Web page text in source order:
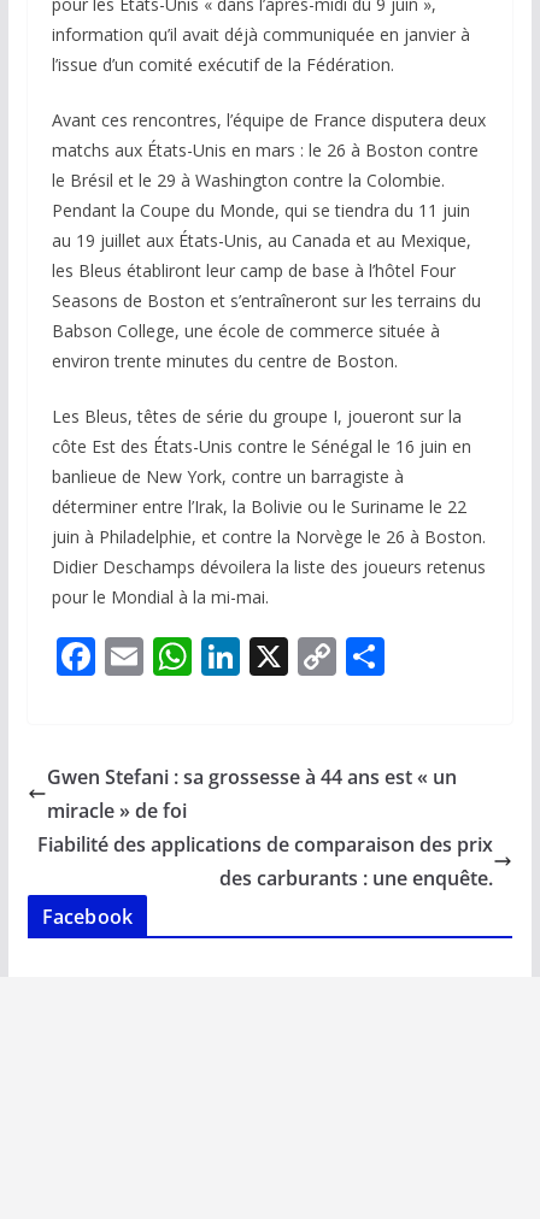
information qu’il avait déjà communiquée en janvier à
l’issue d’un comité exécutif de la Fédération.
Avant ces rencontres, l’équipe de France disputera deux
matchs aux États-Unis en mars : le 26 à Boston contre
le Brésil et le 29 à Washington contre la Colombie.
Pendant la Coupe du Monde, qui se tiendra du 11 juin
au 19 juillet aux États-Unis, au Canada et au Mexique,
les Bleus établiront leur camp de base à l’hôtel Four
Seasons de Boston et s’entraîneront sur les terrains du
Babson College, une école de commerce située à
environ trente minutes du centre de Boston.
Les Bleus, têtes de série du groupe I, joueront sur la
côte Est des États-Unis contre le Sénégal le 16 juin en
banlieue de New York, contre un barragiste à
déterminer entre l’Irak, la Bolivie ou le Suriname le 22
juin à Philadelphie, et contre la Norvège le 26 à Boston.
Didier Deschamps dévoilera la liste des joueurs retenus
pour le Mondial à la mi-mai.
F
b
o
o
k
E
l
W
s
p
Li
e
n
X C
y
n
k
P
g
Gwen Stefani : sa grossesse à 44 ans est « un
miracle » de foi
Fiabilité des applications de comparaison des prix
des carburants : une enquête.
Facebook